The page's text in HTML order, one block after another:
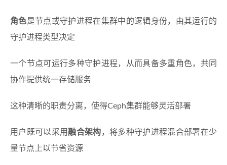
角色是节点或守护进程在集群中的逻辑身份，由其运行的
守护进程类型决定
一个节点可运行多种守护进程，从而具备多重角色，共同
协作提供统一存储服务
这种清晰的职责分离，使得Ceph集群能够灵活部署
用户既可以采用 融合架构，将多种守护进程混合部署在少
量节点上以节省资源